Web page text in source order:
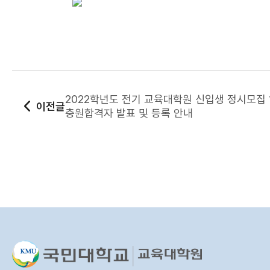
이전글
2022학년도 전기 교육대학원 신입생 정시모집
충원합격자 발표 및 등록 안내